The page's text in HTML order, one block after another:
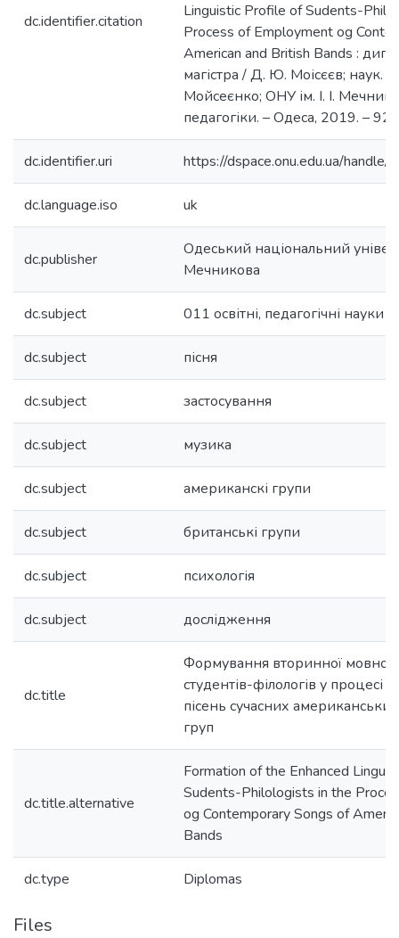
dc.identifier.citation
Linguistic Profile of Sudents-
Process of Employment og
American and British Bands :
магістра / Д. Ю. Моісєєв; наук.
Мойсеєнко; ОНУ ім. І. І.
педагогіки. – Одеса, 2019. – 92
dc.identifier.uri https://dspace.onu.edu.ua/
dc.language.iso uk
dc.publisher
Одеський національний
Мечникова
dc.subject 011 освітні, педагогічні науки
dc.subject пісня
dc.subject застосування
dc.subject музика
dc.subject американскі групи
dc.subject британські групи
dc.subject психологія
dc.subject дослідження
dc.title
Формування вторинної мовної
студентів-філологів у процесі
пісень сучасних
груп
dc.title.alternative
Formation of the Enhanced
Sudents-Philologists in the
og Contemporary Songs of
Bands
dc.type Diplomas
Files